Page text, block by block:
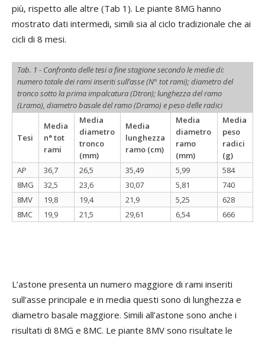
più, rispetto alle altre (Tab 1). Le piante 8MG hanno
mostrato dati intermedi, simili sia al ciclo tradizionale che ai
cicli di 8 mesi.
Tab. 1 - Confronto delle tesi a fine stagione secondo le medie di:
numero totale dei rami inseriti sull’asse (N° tot rami); diametro del
tronco sotto la prima impalcatura (Dtron); lunghezza del ramo
(Lramo), diametro basale del ramo (Dramo) e peso delle radici
Tesi
Media
n° tot
rami
Media
diametro
tronco
(mm)
Media
lunghezza
ramo (cm)
Media
diametro
ramo
(mm)
Media
peso
radici
(g)
AP
36,7 26,5 35,49 5,99
584
8MG
32,5 23,6 30,07 5,81
740
8MV
19,8 19,4 21,9 5,25
628
8MC
19,9 21,5 29,61 6,54 666
L’astone presenta un numero maggiore di rami inseriti
sull’asse principale e in media questi sono di lunghezza e
diametro basale maggiore. Simili all’astone sono anche i
risultati di 8MG e 8MC. Le piante 8MV sono risultate le